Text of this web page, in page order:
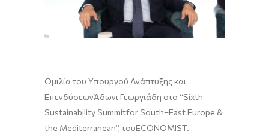
Ομιλία του Υπουργού Ανάπτυξηςκαι
ΕπενδύσεωνΆδωνι Γεωργιάδη στο “Sixth
Sustainability Summitfor South–EastEurope &
the Mediterranean”, τουΕCONOMIST.